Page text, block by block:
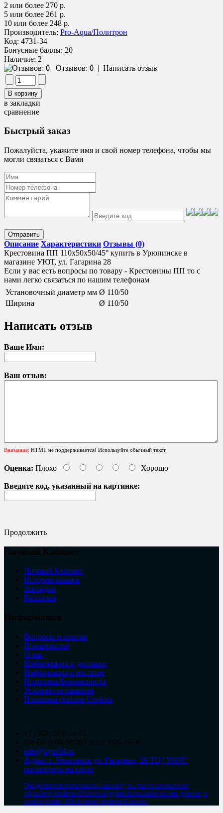
2 или более 270 р.
5 или более 261 р.
10 или более 248 р.
Производитель: Pro-Aqua/Политрон
Код: 4731-34
Бонусные баллы: 20
Наличие: 2
Отзывов: 0 | Написать отзыв
в закладки
сравнение
Быстрый заказ
Пожалуйста, укажите имя и свой номер телефона, чтобы мы
могли связаться с Вами
Отправить
Описание Характеристики Отзывы (0)
Крестовина ПП 110х50х50/45° купить в Урюпинске в
магазине УЮТ, ул. Гагарина 28
Если у вас есть вопросы по товару - Крестовины ПП то с
нами легко связаться по нашим телефонам
Установочный диаметр мм Ø 110/50
Ширина
Ø 110/50
Написать отзыв
Ваше Имя:
Ваш отзыв:
Внимание: HTML не поддерживается! Используйте обычный текст.
Оценка: Плохо Хорошо
Введите код, указанный на картинке:
Продолжить
Личный Кабинет
История заказов
Закладки
Рассылка
Вопросы и ответы
Пожаловатья
О нас
Информация о доставке
Информация о юр.лице
Политика Безопасности
Условия соглашения
Политика файлов Cookies
info@uyut34.ru
Адрес: г. Урюпинск ул. Гагарина, 28 ТЦ "УЮТ"
посмотреть на карте
Продолжая использовать наш сайт, вы даете согласие на
обработку файлов Cookies и других пользовательских данных, в
соответствии с Политикой файлов Cookies.